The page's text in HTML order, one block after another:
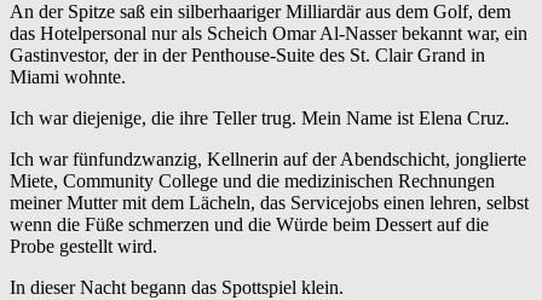
An der Spitze saß ein silberhaariger Milliardär aus dem Golf, dem
das Hotelpersonal nur als Scheich Omar Al-Nasser bekannt war, ein
Gastinvestor, der in der Penthouse-Suite des St. Clair Grand in
Miami wohnte.
Ich war diejenige, die ihre Teller trug. Mein Name ist Elena Cruz.
Ich war fünfundzwanzig, Kellnerin auf der Abendschicht, jonglierte
Miete, Community College und die medizinischen Rechnungen
meiner Mutter mit dem Lächeln, das Servicejobs einen lehren, selbst
wenn die Füße schmerzen und die Würde beim Dessert auf die
Probe gestellt wird.
In dieser Nacht begann das Spottspiel klein.